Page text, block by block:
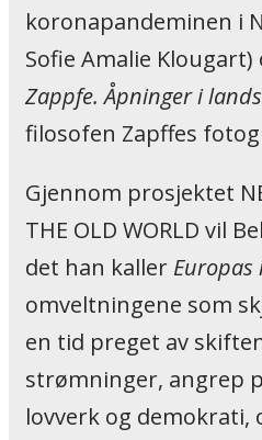
koronapandeminen i
Sofie Amalie Klougart)
Zappfe. Åpninger i
filosofen Zapffes
Gjennom prosjektet
THE OLD WORLD vil
det han kaller
omveltningene som
en tid preget av
strømninger, angrep
lovverk og